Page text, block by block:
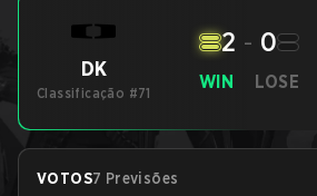
DK
Classificação #71
WIN
2 - 0
LOSE
VOTOS7 Previsões